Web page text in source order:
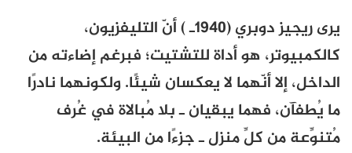
يرى ريجيز دوبري (1940ـ ) أنّ التليفزيون،
كالكمبيوتر، هو أداة للتشتيت؛ فبرغم إضاءته من
الداخل، إلا أنّهما لا يعكسان شيئًا. ولكونهما نادرًا
ما يُطفآن، فهما يبقيان ـ بلا مُبالاة في غُرف
مُتنوِّعة من كلِّ منزل ـ جزءًا من البيئة.